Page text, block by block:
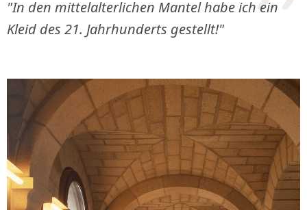
"In den mittelalterlichen Mantel habe ich ein
Kleid des 21. Jahrhunderts gestellt!"